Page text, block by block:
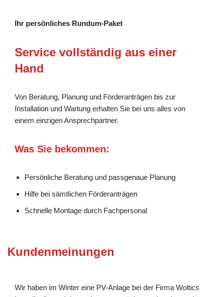
Ihr persönliches Rundum-Paket
Service vollständig aus einer
Hand
Von Beratung, Planung und Förderanträgen bis zur
Installation und Wartung erhalten Sie bei uns alles von
einem einzigen Ansprechpartner.
Was Sie bekommen:
Persönliche Beratung und passgenaue Planung
Hilfe bei sämtlichen Förderanträgen
Schnelle Montage durch Fachpersonal
Kundenmeinungen
Wir haben im Winter eine PV-Anlage bei der Firma Woltics